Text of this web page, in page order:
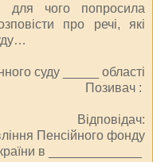
для чого попросила
про речі, які
суду _____ області
Позивач :
Пенсійного фонду
в _____________